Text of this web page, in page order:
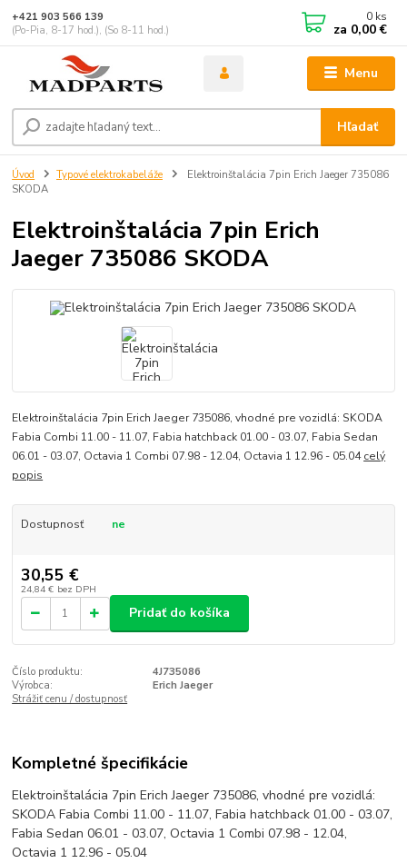
Menu
Hľadať
+421 903 566 139
(Po-Pia, 8-17 hod.), (So 8-11 hod.)
0 ks
za 0,00 €
Úvod Typové elektrokabeláže
Elektroinštalácia 7pin Erich Jaeger 735086
SKODA
Elektroinštalácia 7pin Erich
Jaeger 735086 SKODA
Elektroinštalácia 7pin Erich Jaeger 735086, vhodné pre vozidlá: SKODA
Fabia Combi 11.00 - 11.07, Fabia hatchback 01.00 - 03.07, Fabia Sedan
06.01 - 03.07, Octavia 1 Combi 07.98 - 12.04, Octavia 1 12.96 - 05.04celý
popis
Dostupnosť ne
30,55 €
24,84 € bez DPH
Pridať do košíka
Číslo produktu:
4J735086
Výrobca:
Erich Jaeger
Strážiť cenu / dostupnosť
Kompletné špecifikácie
Elektroinštalácia 7pin Erich Jaeger 735086, vhodné pre vozidlá:
SKODA Fabia Combi 11.00 - 11.07, Fabia hatchback 01.00 - 03.07,
Fabia Sedan 06.01 - 03.07, Octavia 1 Combi 07.98 - 12.04,
Octavia 1 12.96 - 05.04